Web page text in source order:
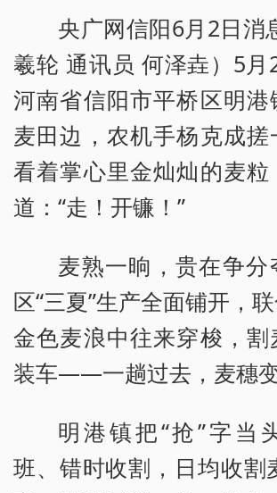
央广网信阳6月2日消
羲轮 通讯员 何泽垚）5月
河南省信阳市平桥区明港
麦田边，农机手杨克成搓
看着掌心里金灿灿的麦粒
道：“走！开镰！”
麦熟一晌，贵在争分
区“三夏”生产全面铺开，
金色麦浪中往来穿梭，割
装车——一趟过去，麦穗变
明港镇把“抢”字当
班、错时收割，日均收割